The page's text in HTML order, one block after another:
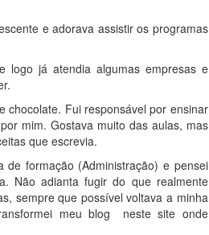
e adorava assistir os programas
logo já atendia algumas empresas e
chocolate. Fui responsável por ensinar
mim. Gostava muito das aulas, mas
que escrevia.
formação (Administração) e pensei
Não adianta fugir do que realmente
sempre que possível voltava a minha
meu blog neste site onde